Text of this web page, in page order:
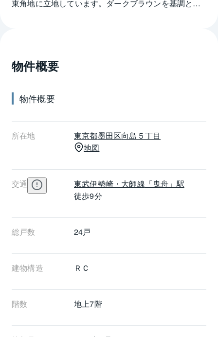
東角地に立地しています。ダークブラウンを基調とし
トの瀟洒な佇まいです。アプローチにはグレーの磁器
質タイルを贅沢に設え、凛とした表情です。少し段差
アシティ曳舟Ⅱは耐震基礎構造で、屋上緑化で景観にも
層ガラスを設置し、快適な住空間を提供しています。
宅配ボックスもあり便利です。総住戸数は24戸で、分
譲時の間取りは1LDK+S～2LDK、専有面積は56.54㎡
り、自転車置き場やバイク置き場は屋内型です。エン
トランスホールにはテラスがあり、センターに吹抜け
を施し、2～5階には4戸、6～7階には2～3戸が全戸南
防犯に努めています。。アーリアシティ曳舟Ⅱは東武伊
物件概要
物件概要
所在地 東京都墨田区向島５丁目
地図
交通 東武伊勢崎・大師線 「曳舟」駅
徒歩9分
総戸数 24戸
建物構造 ＲＣ
階数 地上7階